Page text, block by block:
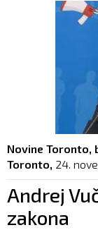
Novine Toronto,
Toronto, 24.
Andrej
zakona